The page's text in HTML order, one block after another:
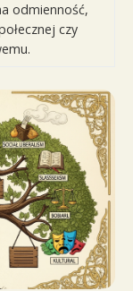
odmienność,
czy